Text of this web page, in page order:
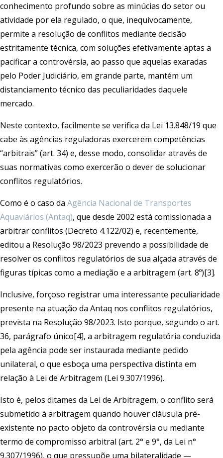
conhecimento profundo sobre as minúcias do setor ou
atividade por ela regulado, o que, inequivocamente,
permite a resolução de conflitos mediante decisão
estritamente técnica, com soluções efetivamente aptas a
pacificar a controvérsia, ao passo que aquelas exaradas
pelo Poder Judiciário, em grande parte, mantém um
distanciamento técnico das peculiaridades daquele
mercado.
Neste contexto, facilmente se verifica da Lei 13.848/19 que
cabe às agências reguladoras exercerem competências
“arbitrais” (art. 34) e, desse modo, consolidar através de
suas normativas como exercerão o dever de solucionar
conflitos regulatórios.
Como é o caso da Agência Nacional de Transportes
Aquaviários (Antaq), que desde 2002 está comissionada a
arbitrar conflitos (Decreto 4.122/02) e, recentemente,
editou a Resolução 98/2023 prevendo a possibilidade de
resolver os conflitos regulatórios de sua alçada através de
figuras típicas como a mediação e a arbitragem (art. 8º)[3].
Inclusive, forçoso registrar uma interessante peculiaridade
presente na atuação da Antaq nos conflitos regulatórios,
prevista na Resolução 98/2023. Isto porque, segundo o art.
36, parágrafo único[4], a arbitragem regulatória conduzida
pela agência pode ser instaurada mediante pedido
unilateral, o que esboça uma perspectiva distinta em
relação à Lei de Arbitragem (Lei 9.307/1996).
Isto é, pelos ditames da Lei de Arbitragem, o conflito será
submetido à arbitragem quando houver cláusula pré-
existente no pacto objeto da controvérsia ou mediante
termo de compromisso arbitral (art. 2° e 9°, da Lei n°
9.307/1996), o que pressupõe uma bilateralidade —